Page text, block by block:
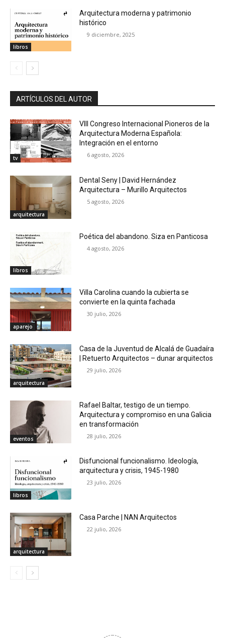
libros
Arquitectura moderna y patrimonio
histórico
9 diciembre, 2025
ARTÍCULOS DEL AUTOR
tv
VIII Congreso Internacional Pioneros de la
Arquitectura Moderna Española:
Integración en el entorno
6 agosto, 2026
arquitectura
Dental Seny | David Hernández
Arquitectura – Murillo Arquitectos
5 agosto, 2026
libros
Poética del abandono. Siza en Panticosa
4 agosto, 2026
aparejo
Villa Carolina cuando la cubierta se
convierte en la quinta fachada
30 julio, 2026
arquitectura
Casa de la Juventud de Alcalá de Guadaíra
| Retuerto Arquitectos – dunar arquitectos
29 julio, 2026
eventos
Rafael Baltar, testigo de un tiempo.
Arquitectura y compromiso en una Galicia
en transformación
28 julio, 2026
libros
Disfuncional funcionalismo. Ideología,
arquitectura y crisis, 1945-1980
23 julio, 2026
arquitectura
Casa Parche | NAN Arquitectos
22 julio, 2026